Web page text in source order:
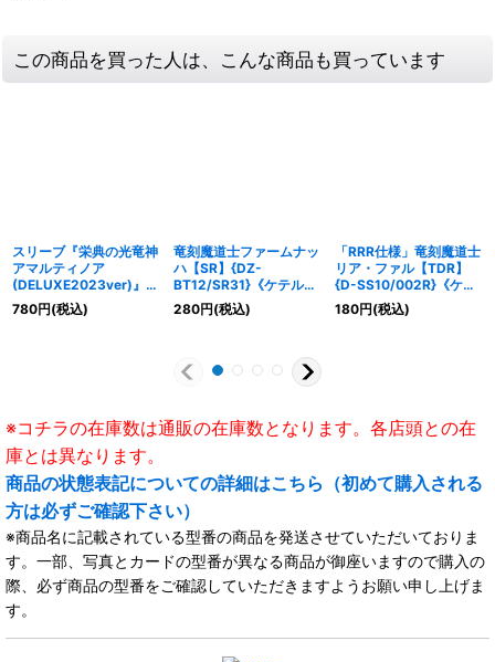
この商品を買った人は、こんな商品も買っています
スリーブ『栄典の光竜神
アマルティノア
(DELUXE2023ver)』
53枚入り【-】{-}《サプ
ライ》
780円(税込)
竜刻魔道士ファームナッ
ハ【SR】{DZ-
BT12/SR31}《ケテルサ
ンクチュアリ》
280円(税込)
「RRR仕様」竜刻魔道士
リア・ファル【TDR】
{D-SS10/002R}《ケテ
ルサンクチュアリ》
180円(税込)
※コチラの在庫数は通販の在庫数となります。各店頭との在
庫とは異なります。
商品の状態表記についての詳細はこちら（初めて購入される
方は必ずご確認下さい）
※商品名に記載されている型番の商品を発送させていただいておりま
す。一部、写真とカードの型番が異なる商品が御座いますので購入の
際、必ず商品の型番をご確認していただきますようお願い申し上げま
す。